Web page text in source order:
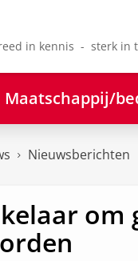
in kennis - sterk in
Maatschappij/
Nieuwsberichten
om